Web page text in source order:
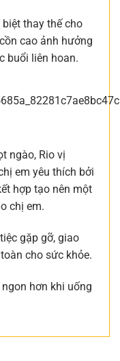
thay thế cho
cao ảnh hưởng
buổi liên hoan.
ngào, Rio vị
em yêu thích bởi
hợp tạo nên một
chị em.
gặp gỡ, giao
cho sức khỏe.
hơn khi uống